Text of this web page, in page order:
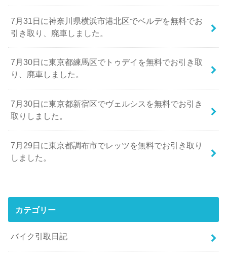
7月31日に神奈川県横浜市港北区でベルデを無料でお
引き取り、廃車しました。
7月30日に東京都練馬区でトゥデイを無料でお引き取
り、廃車しました。
7月30日に東京都新宿区でヴェルシスを無料でお引き
取りしました。
7月29日に東京都調布市でレッツを無料でお引き取り
しました。
カテゴリー
バイク引取日記